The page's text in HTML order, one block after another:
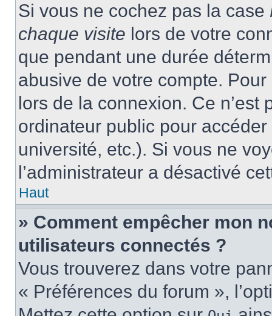
Si vous ne cochez pas la case
chaque visite lors de votre
que pendant une durée
abusive de votre compte.
lors de la connexion. Ce
ordinateur public pour
université, etc.). Si vous ne
l’administrateur a désactivé
Haut
» Comment empêcher mon
utilisateurs connectés ?
Vous trouverez dans votre
« Préférences du forum »,